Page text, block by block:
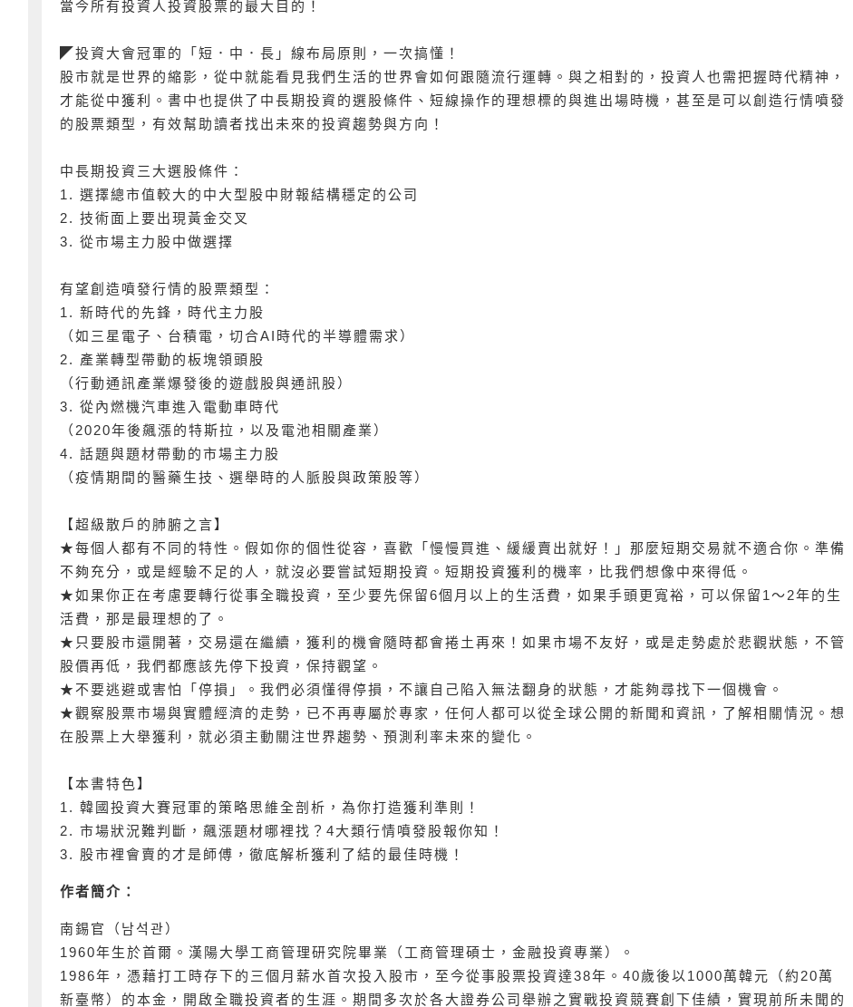
當今所有投資人投資股票的最大目的！
◤投資大會冠軍的「短．中．長」線布局原則，一次搞懂！
股市就是世界的縮影，從中就能看見我們生活的世界會如何跟隨流行運轉。與之相對的，投資人也需把握時代精神，
才能從中獲利。書中也提供了中長期投資的選股條件、短線操作的理想標的與進出場時機，甚至是可以創造行情噴發
的股票類型，有效幫助讀者找出未來的投資趨勢與方向！
中長期投資三大選股條件：
1. 選擇總市值較大的中大型股中財報結構穩定的公司
2. 技術面上要出現黃金交叉
3. 從市場主力股中做選擇
有望創造噴發行情的股票類型：
1. 新時代的先鋒，時代主力股
（如三星電子、台積電，切合AI時代的半導體需求）
2. 產業轉型帶動的板塊領頭股
（行動通訊產業爆發後的遊戲股與通訊股）
3. 從內燃機汽車進入電動車時代
（2020年後飆漲的特斯拉，以及電池相關產業）
4. 話題與題材帶動的市場主力股
（疫情期間的醫藥生技、選舉時的人脈股與政策股等）
【超級散戶的肺腑之言】
★每個人都有不同的特性。假如你的個性從容，喜歡「慢慢買進、緩緩賣出就好！」那麼短期交易就不適合你。準備
不夠充分，或是經驗不足的人，就沒必要嘗試短期投資。短期投資獲利的機率，比我們想像中來得低。
★如果你正在考慮要轉行從事全職投資，至少要先保留6個月以上的生活費，如果手頭更寬裕，可以保留1～2年的生
活費，那是最理想的了。
★只要股市還開著，交易還在繼續，獲利的機會隨時都會捲土再來！如果市場不友好，或是走勢處於悲觀狀態，不管
股價再低，我們都應該先停下投資，保持觀望。
★不要逃避或害怕「停損」。我們必須懂得停損，不讓自己陷入無法翻身的狀態，才能夠尋找下一個機會。
★觀察股票市場與實體經濟的走勢，已不再專屬於專家，任何人都可以從全球公開的新聞和資訊，了解相關情況。想
在股票上大舉獲利，就必須主動關注世界趨勢、預測利率未來的變化。
【本書特色】
1. 韓國投資大賽冠軍的策略思維全剖析，為你打造獲利準則！
2. 市場狀況難判斷，飆漲題材哪裡找？4大類行情噴發股報你知！
3. 股市裡會賣的才是師傅，徹底解析獲利了結的最佳時機！
作者簡介：
南錫官（남석관）
1960年生於首爾。漢陽大學工商管理研究院畢業（工商管理碩士，金融投資專業）。
1986年，憑藉打工時存下的三個月薪水首次投入股市，至今從事股票投資達38年。40歲後以1000萬韓元（約20萬
新臺幣）的本金，開啟全職投資者的生涯。期間多次於各大證券公司舉辦之實戰投資競賽創下佳績，實現前所未聞的